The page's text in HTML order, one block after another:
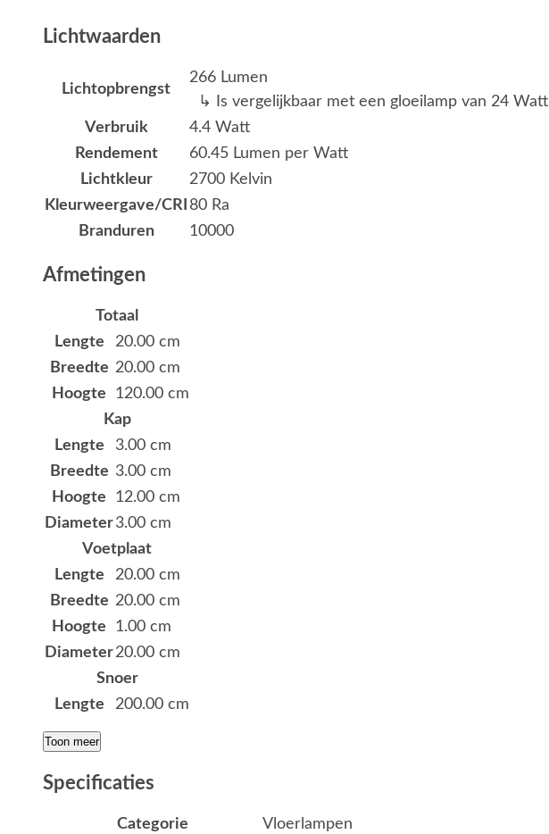
Lichtwaarden
Lichtopbrengst
266 Lumen
↳ Is vergelijkbaar met een gloeilamp van 24 Watt
Verbruik
4.4 Watt
Rendement
60.45 Lumen per Watt
Lichtkleur
2700 Kelvin
Kleurweergave/CRI 80 Ra
Branduren
10000
Afmetingen
Totaal
Lengte
20.00 cm
Breedte 20.00 cm
Hoogte
120.00 cm
Kap
Lengte
3.00 cm
Breedte 3.00 cm
Hoogte
12.00 cm
Diameter3.00 cm
Voetplaat
Lengte
20.00 cm
Breedte 20.00 cm
Hoogte
1.00 cm
Diameter20.00 cm
Snoer
Lengte
200.00 cm
Toon meer
Specificaties
Categorie Vloerlampen